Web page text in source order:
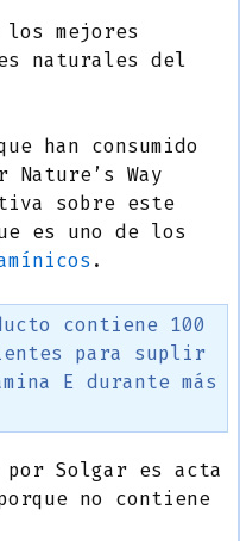
mejores
naturales del
han consumido
Way
sobre este
es uno de los
.
contiene 100
para suplir
E durante más
Solgar es acta
no contiene